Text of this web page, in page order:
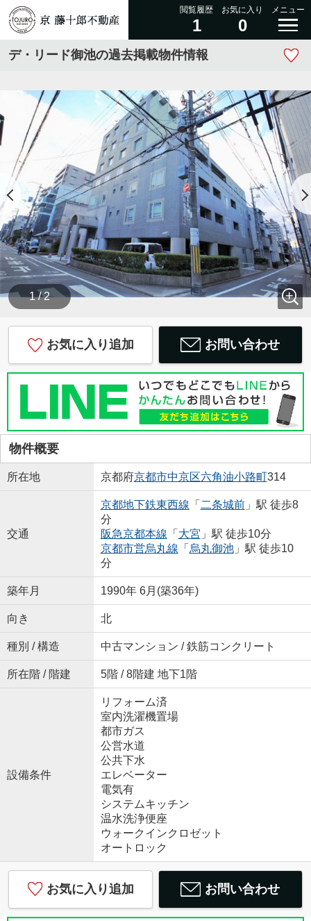
閲覧履歴
1
お気に入り
0
メニュー
デ・リード御池の過去掲載物件情報
1 / 2
お気に入り追加 お問い合わせ
物件概要
所在地 京都府京都市中京区六角油小路町314
交通
京都地下鉄東西線 「 二条城前」駅 徒歩8
分
阪急京都本線 「 大宮 」駅 徒歩10分
京都市営烏丸線 「 烏丸御池」駅 徒歩10
分
築年月 1990年 6月(築36年)
向き 北
種別 / 構造 中古マンション / 鉄筋コンクリート
所在階 / 階建 5階 / 8階建 地下1階
設備条件
リフォーム済
室内洗濯機置場
都市ガス
公営水道
公共下水
エレベーター
電気有
システムキッチン
温水洗浄便座
ウォークインクロゼット
オートロック
お気に入り追加 お問い合わせ